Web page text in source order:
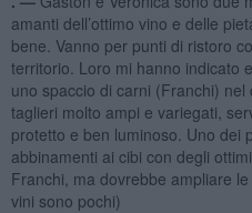
amanti dell’ottimo vino e delle
bene. Vanno per punti di ristoro
territorio. Loro mi hanno indicato
uno spaccio di carni (Franchi)
taglieri molto ampi e variegati,
protetto e ben luminoso. Uno dei
abbinamenti ai cibi con degli
Franchi, ma dovrebbe ampliare
vini sono pochi)